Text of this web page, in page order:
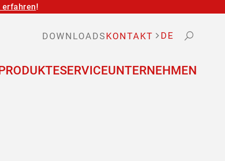
erfahren!
DOWNLOADSKONTAKT DE
SERVICEUNTERNEHMEN
DE